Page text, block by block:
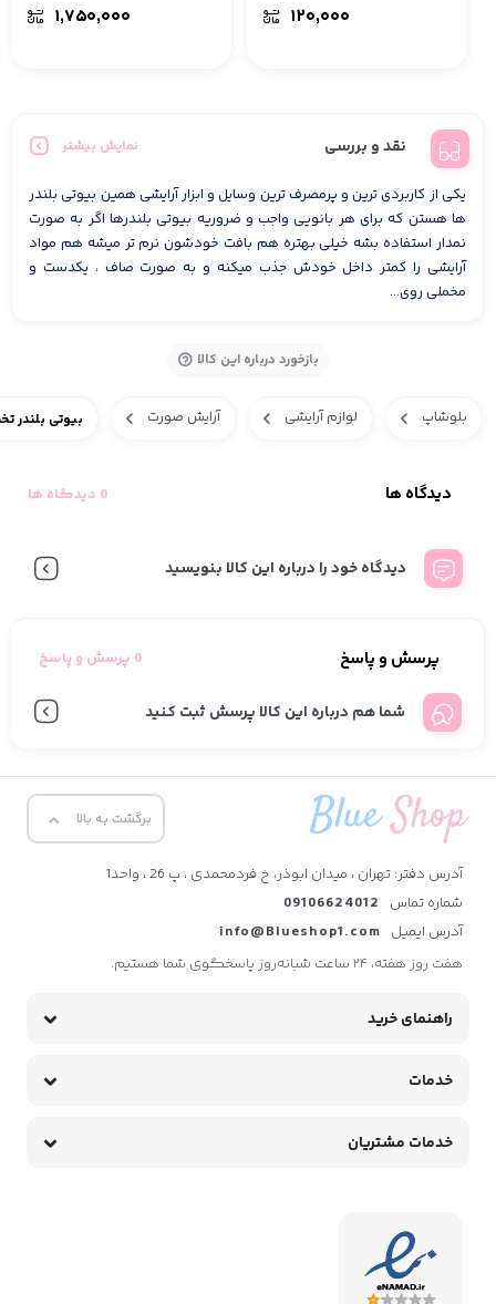
۱۲۰,۰۰۰ ۱,۷۵۰,۰۰۰
نقد و بررسی نمایش بیشتر
یکی از کاربردی ترین و پرمصرف ترین وسایل و ابزار آرایشی همین بیوتی بلندر
ها هستن که برای هر بانویی واجب و ضروریه بیوتی بلندرها اگر به صورت
نمدار استفاده بشه خیلی بهتره هم بافت خودشون نرم تر میشه هم مواد
آرایشی را کمتر داخل خودش جذب میکنه و به صورت صاف ، یکدست و
مخملی روی...
بازخورد درباره این کالا
بلوشاپ لوازم آرایشی آرایش صورت بیوتی بلندر
دیدگاه ها 0 دیدگاه ها
دیدگاه خود را درباره این کالا بنویسید
پرسش و پاسخ 0 پرسش و پاسخ
شما هم درباره این کالا پرسش ثبت کنید
برگشت به بالا
آدرس دفتر: تهران ، میدان ابوذر، خ فردمحمدی ، پ 26 ، واحد1
شماره تماس 09106624012
آدرس ایمیل info@Blueshop1.com
هفت روز هفته، ۲۴ ساعت شبانه‌روز پاسخگوی شما هستیم.
راهنمای خرید
خدمات
خدمات مشتریان